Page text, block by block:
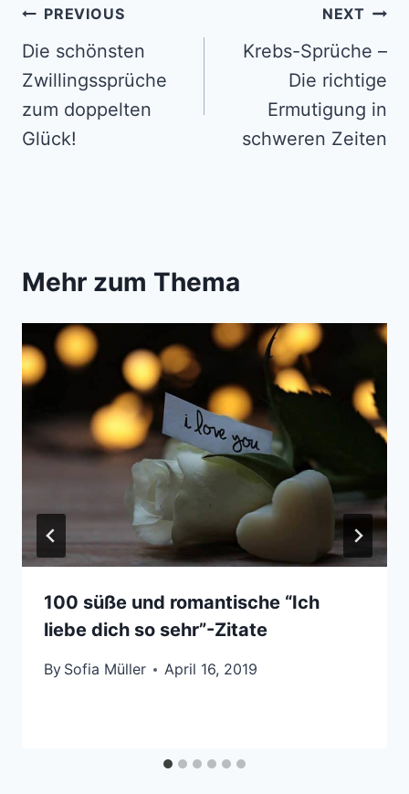
Post
navigation
PREVIOUS
Die schönsten
Zwillingssprüche
zum doppelten
Glück!
NEXT
Krebs-Sprüche –
Die richtige
Ermutigung in
schweren Zeiten
Mehr zum Thema
100 süße und romantische “Ich
liebe dich so sehr”-Zitate
By Sofia Müller April 16, 2019